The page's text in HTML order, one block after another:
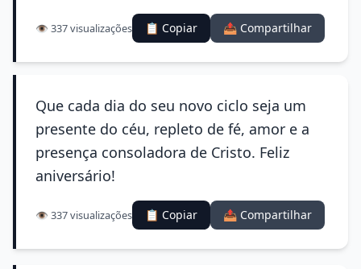
👁️ 337 visualizações 📋 Copiar 📤 Compartilhar
Que cada dia do seu novo ciclo seja um
presente do céu, repleto de fé, amor e a
presença consoladora de Cristo. Feliz
aniversário!
👁️ 337 visualizações 📋 Copiar 📤 Compartilhar